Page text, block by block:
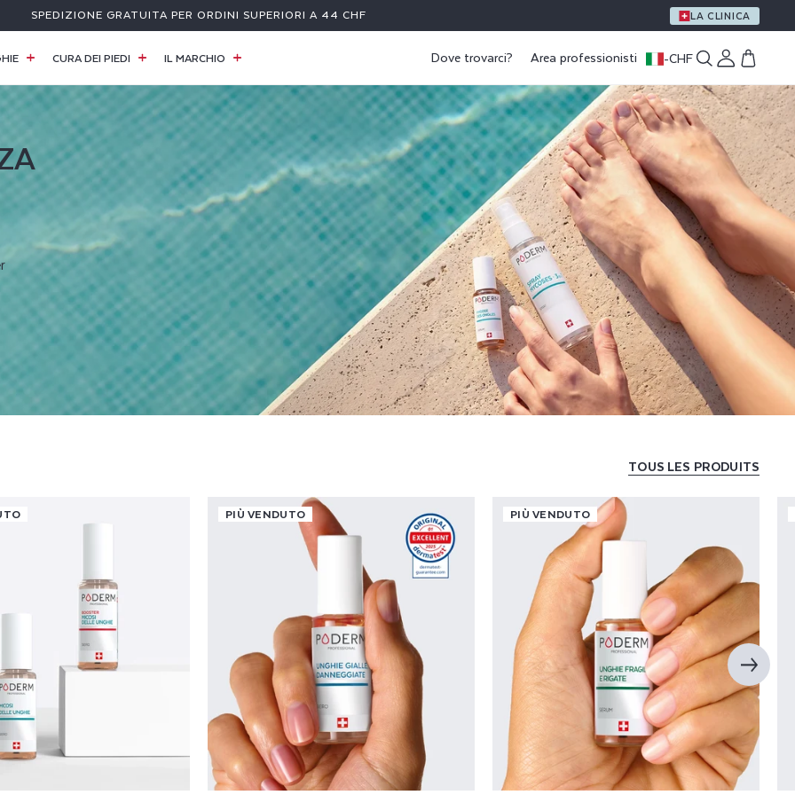
SPEDIZIONE GRATUITA PER ORDINI SUPERIORI A 44 CHF LA CLINICA
CURA DEI PIEDI IL MARCHIO Dove trovarci? Area professionisti -CHF AccediCarrello
TOUS LES PRODUITS
PIÙ VENDUTO PIÙ VENDUTO